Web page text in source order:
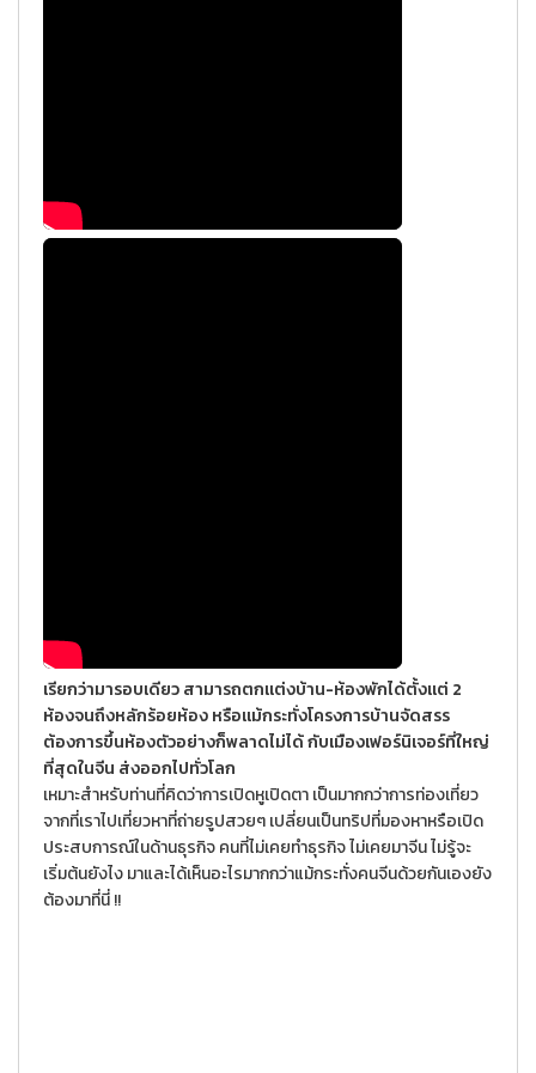
เรียกว่ามารอบเดียว สามารถตกแต่งบ้าน-ห้องพักได้ตั้งแต่ 2
ห้องจนถึงหลักร้อยห้อง หรือแม้กระทั่งโครงการบ้านจัดสรร
ต้องการขึ้นห้องตัวอย่างก็พลาดไม่ได้ กับเมืองเฟอร์นิเจอร์ที่ใหญ่
ที่สุดในจีน ส่งออกไปทั่วโลก
เหมาะสำหรับท่านที่คิดว่าการเปิดหูเปิดตา เป็นมากกว่าการท่องเที่ยว
จากที่เราไปเที่ยวหาที่ถ่ายรูปสวยๆ เปลี่ยนเป็นทริปที่มองหาหรือเปิด
ประสบการณ์ในด้านธุรกิจ คนที่ไม่เคยทำธุรกิจ ไม่เคยมาจีน ไม่รู้จะ
เริ่มต้นยังไง มาและได้เห็นอะไรมากกว่าแม้กระทั่งคนจีนด้วยกันเองยัง
ต้องมาที่นี่ !!